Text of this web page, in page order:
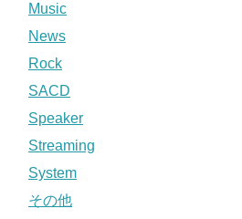
Music
News
Rock
SACD
Speaker
Streaming
System
その他